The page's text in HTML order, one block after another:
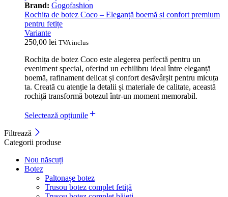
Brand: Gogofashion
Rochița de botez Coco – Eleganță boemă și confort premium
pentru fetițe
Variante
250,00 lei TVA inclus
Rochița de botez Coco este alegerea perfectă pentru un
eveniment special, oferind un echilibru ideal între eleganță
boemă, rafinament delicat și confort desăvârșit pentru micuța
ta. Creată cu atenție la detalii și materiale de calitate, această
rochiță transformă botezul într-un moment memorabil.
Selectează opțiunile
Filtrează
Categorii produse
Nou născuți
Botez
Paltonașe botez
Trusou botez complet fetiță